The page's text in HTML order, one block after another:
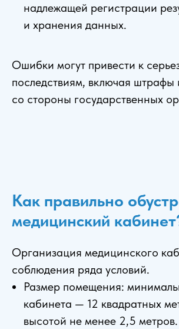
надлежащей регистрации
и хранения данных.
Ошибки могут привести к
последствиям, включая штрафы
со стороны государственных
Как правильно
медицинский
Организация медицинского
соблюдения ряда условий.
Размер помещения:
кабинета — 12 квадратных
высотой не менее 2,5 метров.